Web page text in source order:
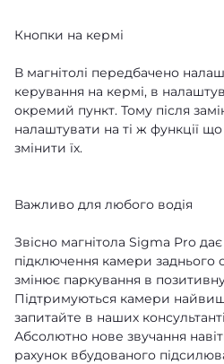
Кнопки на кермі
В магнітолі передбачено
керування на кермі, в
окремий пункт. Тому після
налаштувати на ті ж функції
змінити їх.
Важливо для любого водія
Звісно магнітола Sigma Pro
підключення камери заднього
змінює паркування в
Підтримуються камери
запитайте в наших
Абсолютно нове звучання
рахунок вбудованого